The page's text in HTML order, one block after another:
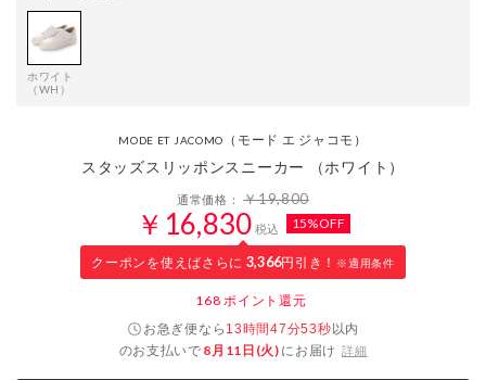
ホワイト
（WH）
MODE ET JACOMO （モード エ ジャコモ）
スタッズスリッポンスニーカー （ホワイト）
通常価格：￥19,800
￥16,830 税込 15%OFF
クーポンを使えばさらに 3,366円引き！ ※適用条件
168 ポイント還元
お急ぎ便なら 13時間47分52秒以内
のお支払いで 8月11日(火) にお届け 詳細